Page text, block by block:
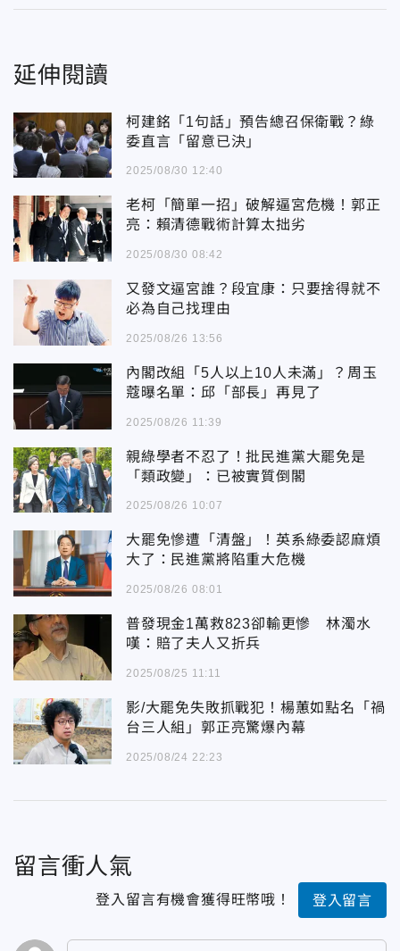
延伸閱讀
柯建銘「1句話」預告總召保衛戰？綠
委直言「留意已決」
2025/08/30 12:40
老柯「簡單一招」破解逼宮危機！郭正
亮：賴清德戰術計算太拙劣
2025/08/30 08:42
又發文逼宮誰？段宜康：只要捨得就不
必為自己找理由
2025/08/26 13:56
內閣改組「5人以上10人未滿」？周玉
蔻曝名單：邱「部長」再見了
2025/08/26 11:39
親綠學者不忍了！批民進黨大罷免是
「類政變」：已被實質倒閣
2025/08/26 10:07
大罷免慘遭「清盤」！英系綠委認麻煩
大了：民進黨將陷重大危機
2025/08/26 08:01
普發現金1萬救823卻輸更慘 林濁水
嘆：賠了夫人又折兵
2025/08/25 11:11
影/大罷免失敗抓戰犯！楊蕙如點名「禍
台三人組」郭正亮驚爆內幕
2025/08/24 22:23
留言衝人氣
登入留言有機會獲得旺幣哦！ 登入留言